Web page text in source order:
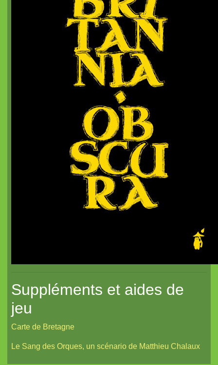
Le métal froid des anneaux de Cerbère
Les Contes du Dragon
Des plans sur la tomette
La Lune et Douze Lotus
Suppléments et aides de
jeu
Carte de Bretagne
Le Sang des Orques, un scénario de Matthieu Chalaux